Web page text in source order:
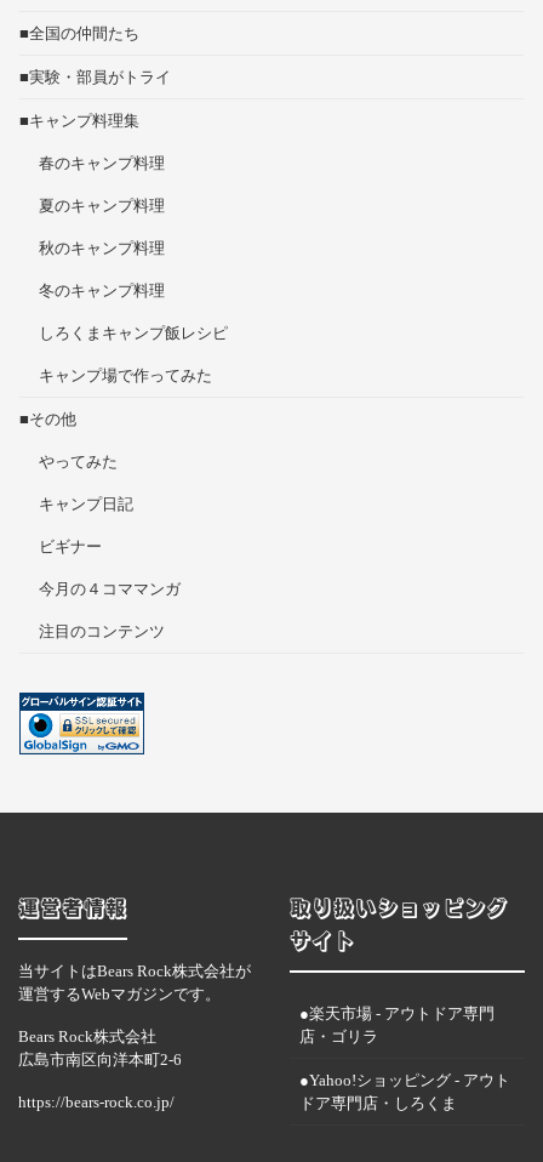
■全国の仲間たち
■実験・部員がトライ
■キャンプ料理集
春のキャンプ料理
夏のキャンプ料理
秋のキャンプ料理
冬のキャンプ料理
しろくまキャンプ飯レシピ
キャンプ場で作ってみた
■その他
やってみた
キャンプ日記
ビギナー
今月の４コママンガ
注目のコンテンツ
運営者情報
当サイトはBears Rock株式会社が
運営するWebマガジンです。
Bears Rock株式会社
広島市南区向洋本町2-6
https://bears-rock.co.jp/
取り扱いショッピング
サイト
●楽天市場 - アウトドア専門
店・ゴリラ
●Yahoo!ショッピング - アウト
ドア専門店・しろくま